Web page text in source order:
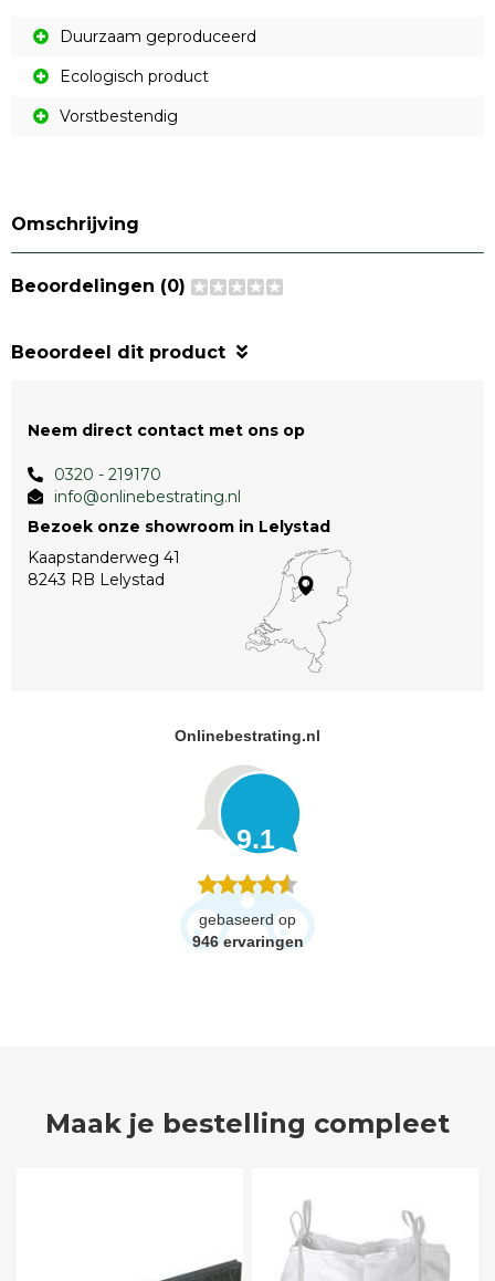
Duurzaam geproduceerd
Ecologisch product
Vorstbestendig
Omschrijving
Beoordelingen (0)
Beoordeel dit product
Neem direct contact met ons op
0320 - 219170
info@onlinebestrating.nl
Bezoek onze showroom in Lelystad
Kaapstanderweg 41
8243 RB Lelystad
Onlinebestrating.nl
9.1
gebaseerd op
946 ervaringen
Maak je bestelling compleet